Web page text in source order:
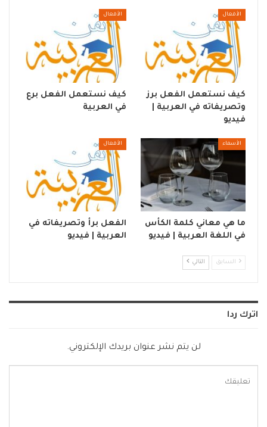
الأفعال
كيف نستعمل الفعل برز
وتصريفاته في العربية |
فيديو
الأفعال
كيف نستعمل الفعل برع
في العربية
الأسماء
ما هي معاني كلمة الكأس
في اللغة العربية | فيديو
الأفعال
الفعل برأ وتصريفاته في
العربية | فيديو
السابق التالي
اترك ردا
لن يتم نشر عنوان بريدك الإلكتروني.